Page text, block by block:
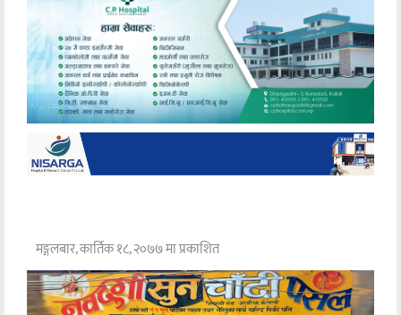
मङ्गलबार, कार्तिक १८, २०७७ मा प्रकाशित